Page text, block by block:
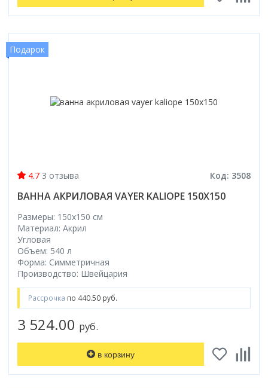
Подарок
4.7 3 отзыва Код: 3508
ВАННА АКРИЛОВАЯ VAYER KALIOPE 150X150
Размеры: 150x150 cм
Материал: Акрил
Угловая
Объем: 540 л
Форма: Симметричная
Производство: Швейцария
Рассрочка по 440.50 руб.
3 524.00 руб.
в корзину